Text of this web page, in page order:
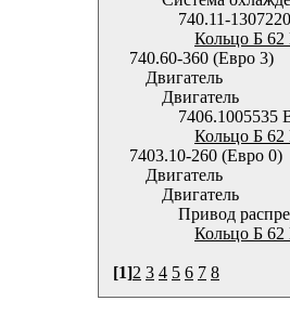
740.11-
Кольцо Б
740.60-360 (Евро 3)
Двигатель
Двигатель
7406.1005535
Кольцо Б
7403.10-260 (Евро 0)
Двигатель
Двигатель
Привод
Кольцо Б
[1]2 3 4 5 6 7 8